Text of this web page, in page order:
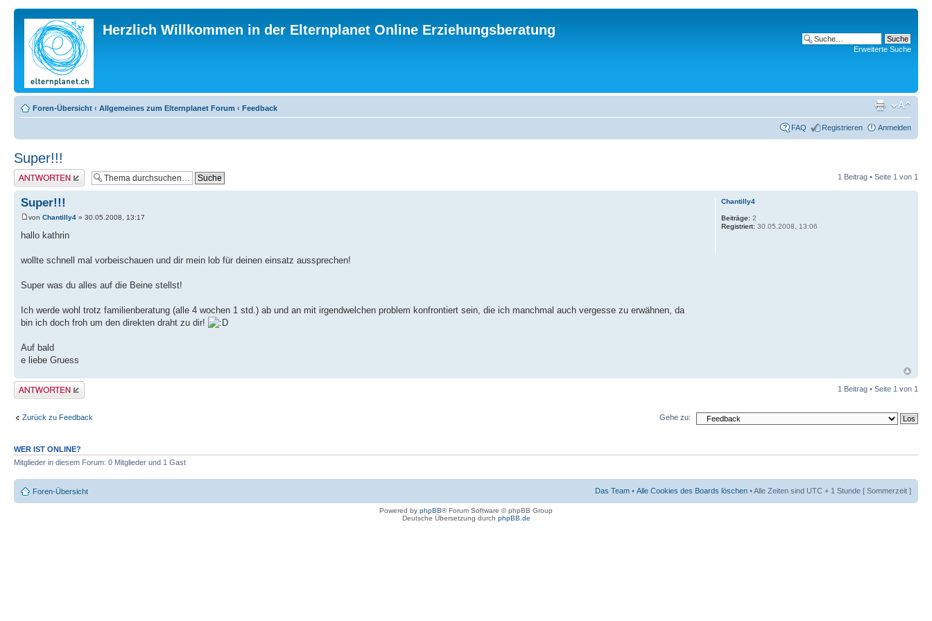
Herzlich Willkommen in der Elternplanet Online Erziehungsberatung
Erweiterte Suche
Foren-Übersicht ‹ Allgemeines zum Elternplanet Forum ‹ Feedback
FAQ Registrieren Anmelden
Super!!!
Antwort erstellen 1 Beitrag • Seite 1 von 1
Super!!!
von Chantilly4 » 30.05.2008, 13:17
hallo kathrin
wollte schnell mal vorbeischauen und dir mein lob für deinen einsatz aussprechen!
Super was du alles auf die Beine stellst!
Ich werde wohl trotz familienberatung (alle 4 wochen 1 std.) ab und an mit irgendwelchen problem konfrontiert sein, die ich manchmal auch vergesse zu erwähnen, da
bin ich doch froh um den direkten draht zu dir!
Auf bald
e liebe Gruess
Chantilly4
Beiträge: 2
Registriert: 30.05.2008, 13:06
Antwort erstellen 1 Beitrag • Seite 1 von 1
Zurück zu Feedback Gehe zu:
WER IST ONLINE?
Mitglieder in diesem Forum: 0 Mitglieder und 1 Gast
Foren-Übersicht Das Team • Alle Cookies des Boards löschen • Alle Zeiten sind UTC + 1 Stunde [ Sommerzeit ]
Powered by phpBB® Forum Software © phpBB Group
Deutsche Übersetzung durch phpBB.de